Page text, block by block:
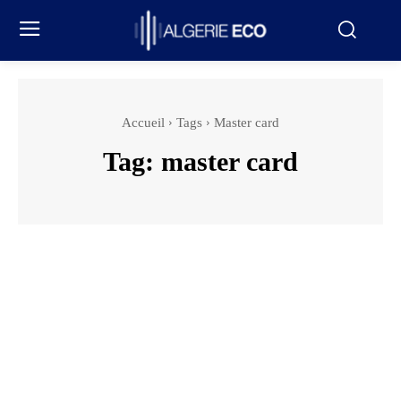
Accueil Tags Master card
Tag: master card